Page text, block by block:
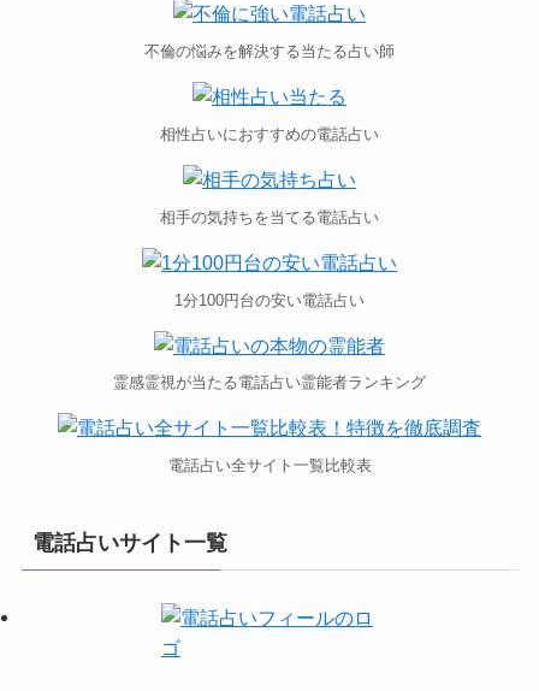
不倫の悩みを解決する当たる占い師
相性占いにおすすめの電話占い
相手の気持ちを当てる電話占い
1分100円台の安い電話占い
霊感霊視が当たる電話占い霊能者ランキング
電話占い全サイト一覧比較表
電話占いサイト一覧